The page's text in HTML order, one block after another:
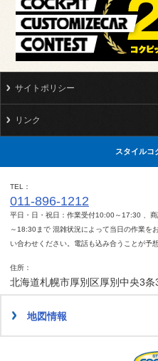
サイトポリシー
リンク
スタイルコ
TEL
011-896-1212
平日・日・祝日：作業受付10:00～17:30 、
～18:30まで 混雑状況によって当日の作業を
い合わせください。電話も込み合うことが予
住所
北海道札幌市厚別区厚別中央3
地図情報